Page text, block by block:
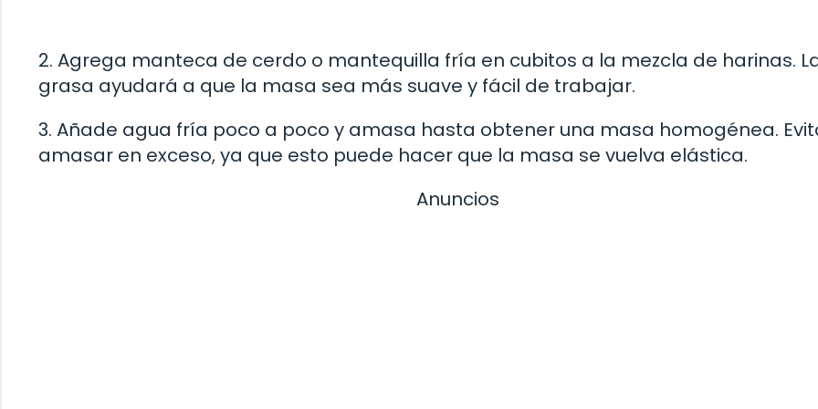
2. Agrega manteca de cerdo o mantequilla fría en cubitos a la mezcla de harinas.
grasa ayudará a que la masa sea más suave y fácil de trabajar.
3. Añade agua fría poco a poco y amasa hasta obtener una masa homogénea.
amasar en exceso, ya que esto puede hacer que la masa se vuelva elástica.
Anuncios